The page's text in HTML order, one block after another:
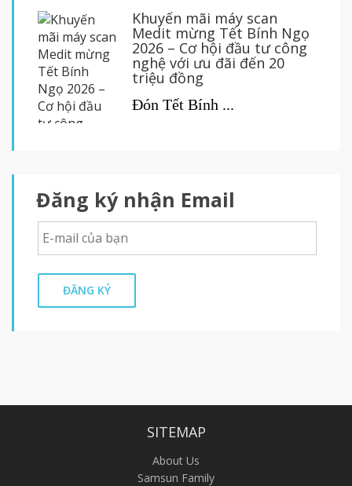
Khuyến mãi máy scan
Medit mừng Tết Bính Ngọ
2026 – Cơ hội đầu tư công
nghệ với ưu đãi đến 20
triệu đồng
Đón Tết Bính ...
Đăng ký nhận Email
ĐĂNG KÝ
SITEMAP
About Us
Samsun Family